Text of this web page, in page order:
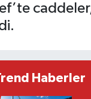
Haberler